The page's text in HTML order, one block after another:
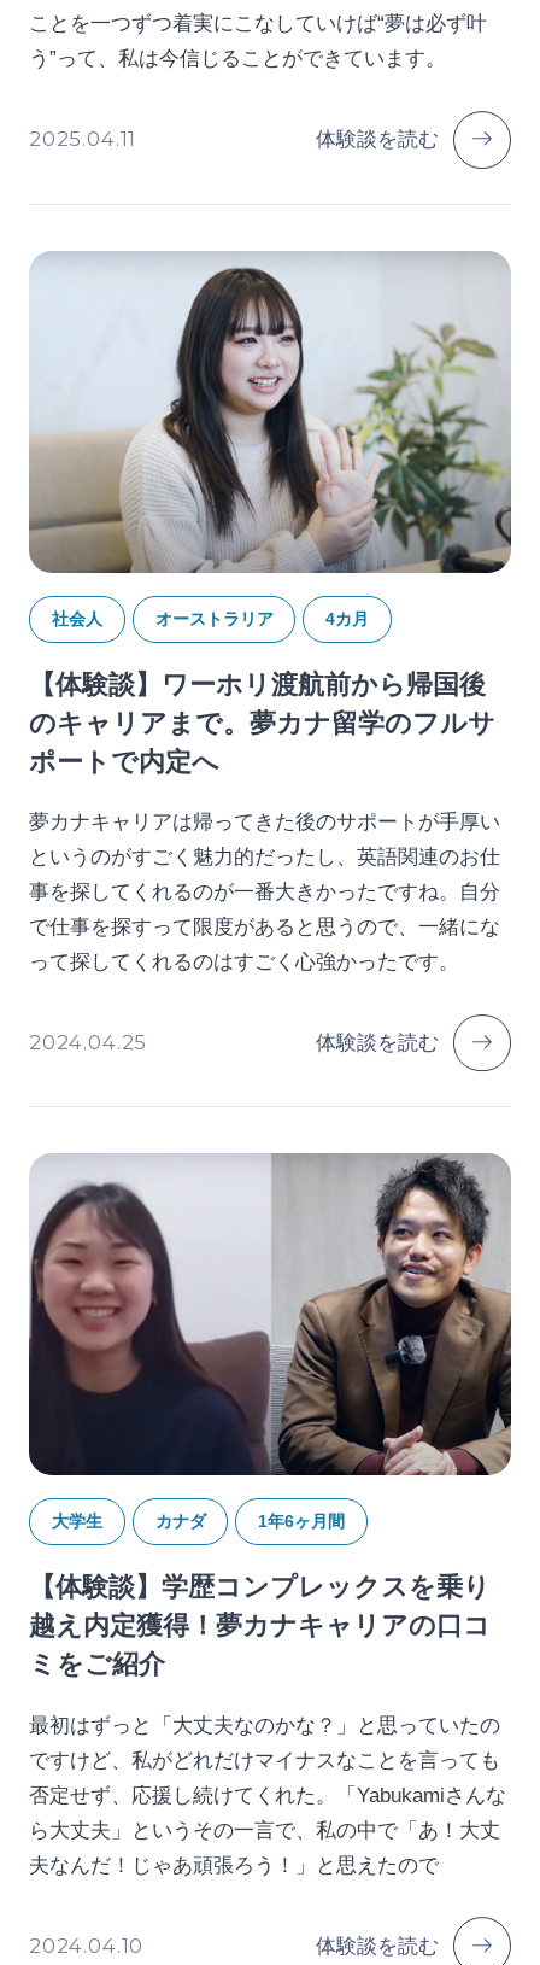
ことを一つずつ着実にこなしていけば“夢は必ず叶
う”って、私は今信じることができています。
2025.04.11 体験談を読む
社会人 オーストラリア 4カ月
【体験談】ワーホリ渡航前から帰国後
のキャリアまで。夢カナ留学のフルサ
ポートで内定へ
夢カナキャリアは帰ってきた後のサポートが手厚い
というのがすごく魅力的だったし、英語関連のお仕
事を探してくれるのが一番大きかったですね。自分
で仕事を探すって限度があると思うので、一緒にな
って探してくれるのはすごく心強かったです。
2024.04.25 体験談を読む
大学生 カナダ 1年6ヶ月間
【体験談】学歴コンプレックスを乗り
越え内定獲得！夢カナキャリアの口コ
ミをご紹介
最初はずっと「大丈夫なのかな？」と思っていたの
ですけど、私がどれだけマイナスなことを言っても
否定せず、応援し続けてくれた。「Yabukamiさんな
ら大丈夫」というその一言で、私の中で「あ！大丈
夫なんだ！じゃあ頑張ろう！」と思えたので
2024.04.10 体験談を読む